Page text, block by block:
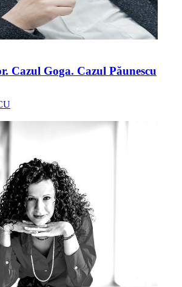
Cazul Goga. Cazul Păunescu